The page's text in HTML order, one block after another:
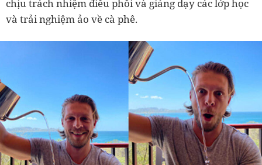
chịu trách nhiệm điều phối và giảng dạy các lớp học
và trải nghiệm ảo về cà phê.